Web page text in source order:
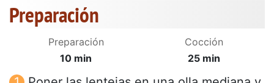
Preparación
Preparación
10 min
Cocción
25 min